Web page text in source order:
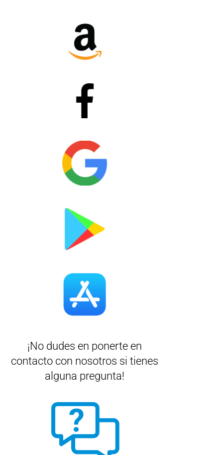
¡No dudes en ponerte en
contacto con nosotros si tienes
alguna pregunta!